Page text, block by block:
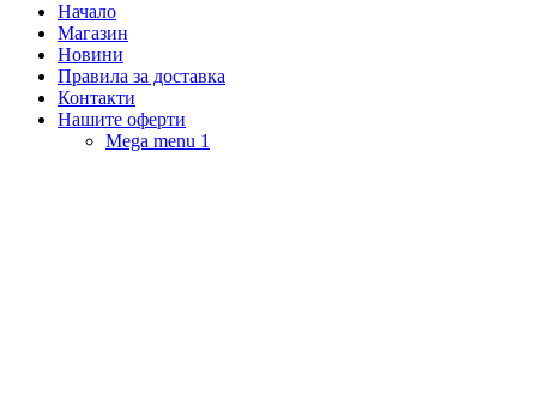
Начало
Магазин
Новини
Правила за доставка
Контакти
Нашите оферти
Mega menu 1